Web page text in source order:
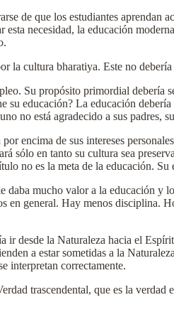
de que los estudiantes
necesidad, la educación
la cultura bharatiya. Este no
Su propósito primordial
su educación? La educación
no está agradecido a sus padres,
encima de sus intereses
sólo en tanto su cultura sea
no es la meta de la educación.
daba mucho valor a la educación y
general. Hay menos disciplina.
ir desde la Naturaleza hacia el
a estar sometidas a la
interpretan correctamente.
trascendental, que es la